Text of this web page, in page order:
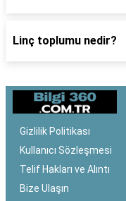
Linç toplumu nedir?
Gizlilik Politikası
Kullanıcı Sözleşmesi
Telif Hakları ve Alıntı
Bize Ulaşın